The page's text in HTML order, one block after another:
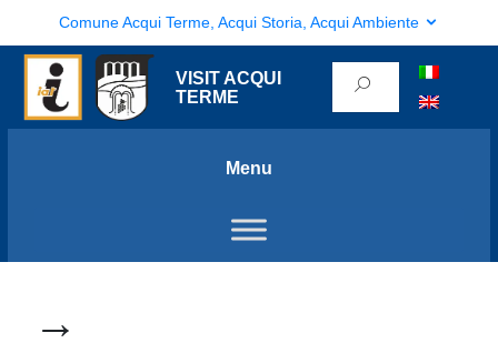
Comune Acqui Terme, Acqui Storia, Acqui Ambiente
VISIT ACQUI
TERME
Menu
→